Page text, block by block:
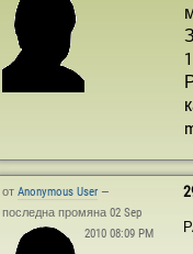
отAnonymous User —
последна промяна 02 Sep
2010 08:09 PM